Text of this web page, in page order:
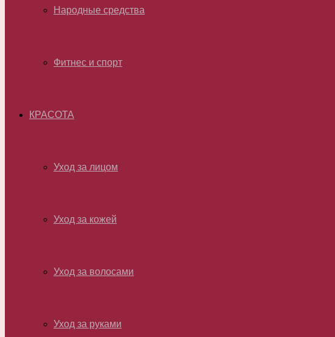
Народные средства
Фитнес и спорт
КРАСОТА
Уход за лицом
Уход за кожей
Уход за волосами
Уход за руками